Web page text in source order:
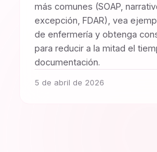
más comunes (SOAP,
excepción, FDAR), vea
de enfermería y obtenga
para reducir a la mitad el
documentación.
5 de abril de 2026